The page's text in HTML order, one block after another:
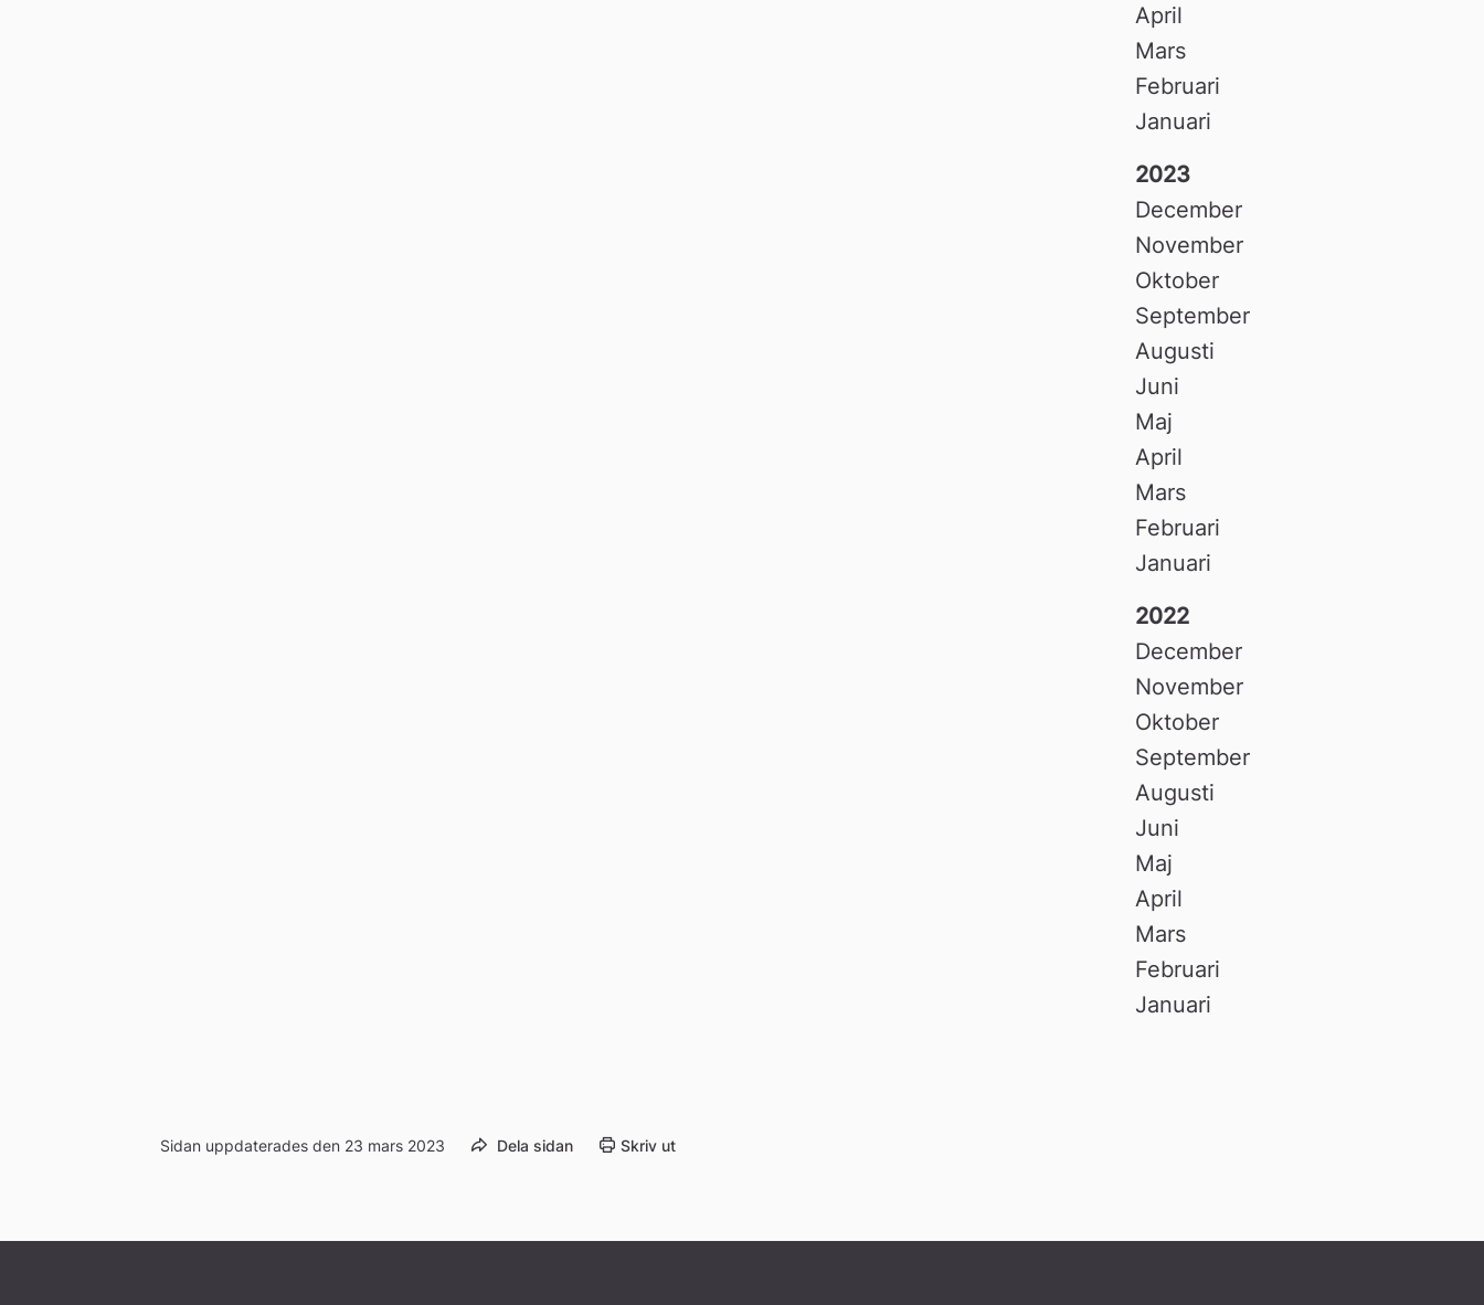
April
Mars
Februari
Januari
2023
December
November
Oktober
September
Augusti
Juni
Maj
April
Mars
Februari
Januari
2022
December
November
Oktober
September
Augusti
Juni
Maj
April
Mars
Februari
Januari
Sidan uppdaterades den 23 mars 2023 Dela sidan Skriv ut